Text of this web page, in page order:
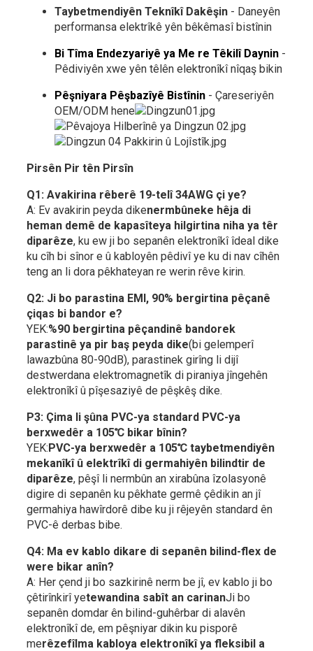
Taybetmendiyên Teknîkî Dakêşin- Daneyên
performansa elektrîkê yên bêkêmasî bistînin
Bi Tîma Endezyariyê ya Me re Têkilî Daynin-
Pêdiviyên xwe yên têlên elektronîkî nîqaş bikin
Pêşniyara Pêşbazîyê Bistînin- Çareseriyên
OEM/ODM hene
Pirsên Pir tên Pirsîn
Q1: Avakirina rêberê 19-telî 34AWG çi ye?
A: Ev avakirin peyda dikenermbûneke hêja di
heman demê de kapasîteya hilgirtina niha ya têr
diparêze, ku ew ji bo sepanên elektronîkî îdeal dike
ku cîh bi sînor e û kabloyên pêdivî ye ku di nav cîhên
teng an li dora pêkhateyan re werin rêve kirin.
Q2: Ji bo parastina EMI, 90% bergirtina pêçanê
çiqas bi bandor e?
YEK:%90 bergirtina pêçandinê bandorek
parastinê ya pir baş peyda dike(bi gelemperî
lawazbûna 80-90dB), parastinek girîng li dijî
destwerdana elektromagnetîk di piraniya jîngehên
elektronîkî û pîşesaziyê de pêşkêş dike.
P3: Çima li şûna PVC-ya standard PVC-ya
berxwedêr a 105℃ bikar bînin?
YEK:PVC-ya berxwedêr a 105℃ taybetmendiyên
mekanîkî û elektrîkî di germahiyên bilindtir de
diparêze, pêşî li nermbûn an xirabûna îzolasyonê
digire di sepanên ku pêkhate germê çêdikin an jî
germahiya hawîrdorê dibe ku ji rêjeyên standard ên
PVC-ê derbas bibe.
Q4: Ma ev kablo dikare di sepanên bilind-flex de
were bikar anîn?
A: Her çend ji bo sazkirinê nerm be jî, ev kablo ji bo
çêtirînkirî yetewandina sabît an carinanJi bo
sepanên domdar ên bilind-guhêrbar di alavên
elektronîkî de, em pêşniyar dikin ku pisporê
merêzefîlma kabloya elektronîkî ya fleksibil a